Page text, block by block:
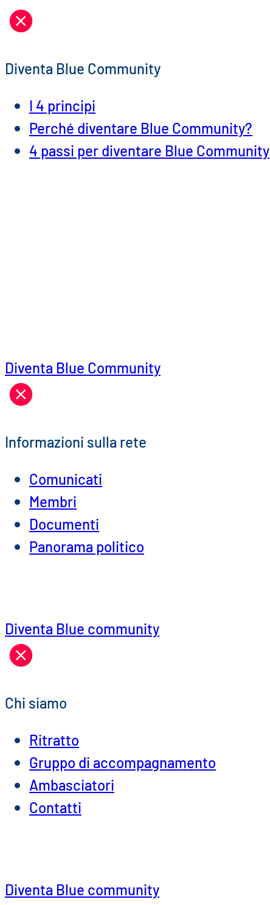
Vai
contenuto
Diventa Blue Community
I 4 principi
Perché diventare Blue Community?
4 passi per diventare Blue Community
Diventa Blue Community
Informazioni sulla rete
Comunicati
Membri
Documenti
Panorama politico
Diventa Blue community
Chi siamo
Ritratto
Gruppo di accompagnamento
Ambasciatori
Contatti
Diventa Blue community